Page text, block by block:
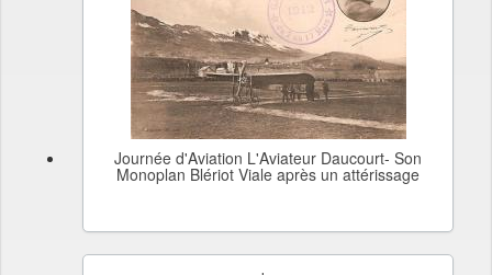
Journée d'Aviation L'Aviateur Daucourt- Son
Monoplan Blériot Viale après un attérissage